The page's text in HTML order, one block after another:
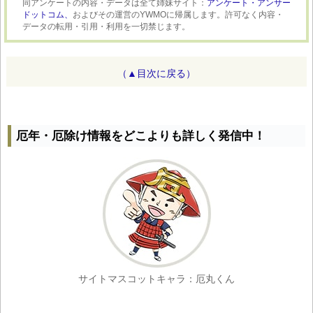
同アンケートの内容・データは全て姉妹サイト： アンケート・アンサー
ドットコム、 およびその運営のYWMOに帰属します。許可なく内容・
データの転用・引用・利用を一切禁じます。
（▲目次に戻る）
厄年・厄除け情報をどこよりも詳しく発信中！
サイトマスコットキャラ：厄丸くん